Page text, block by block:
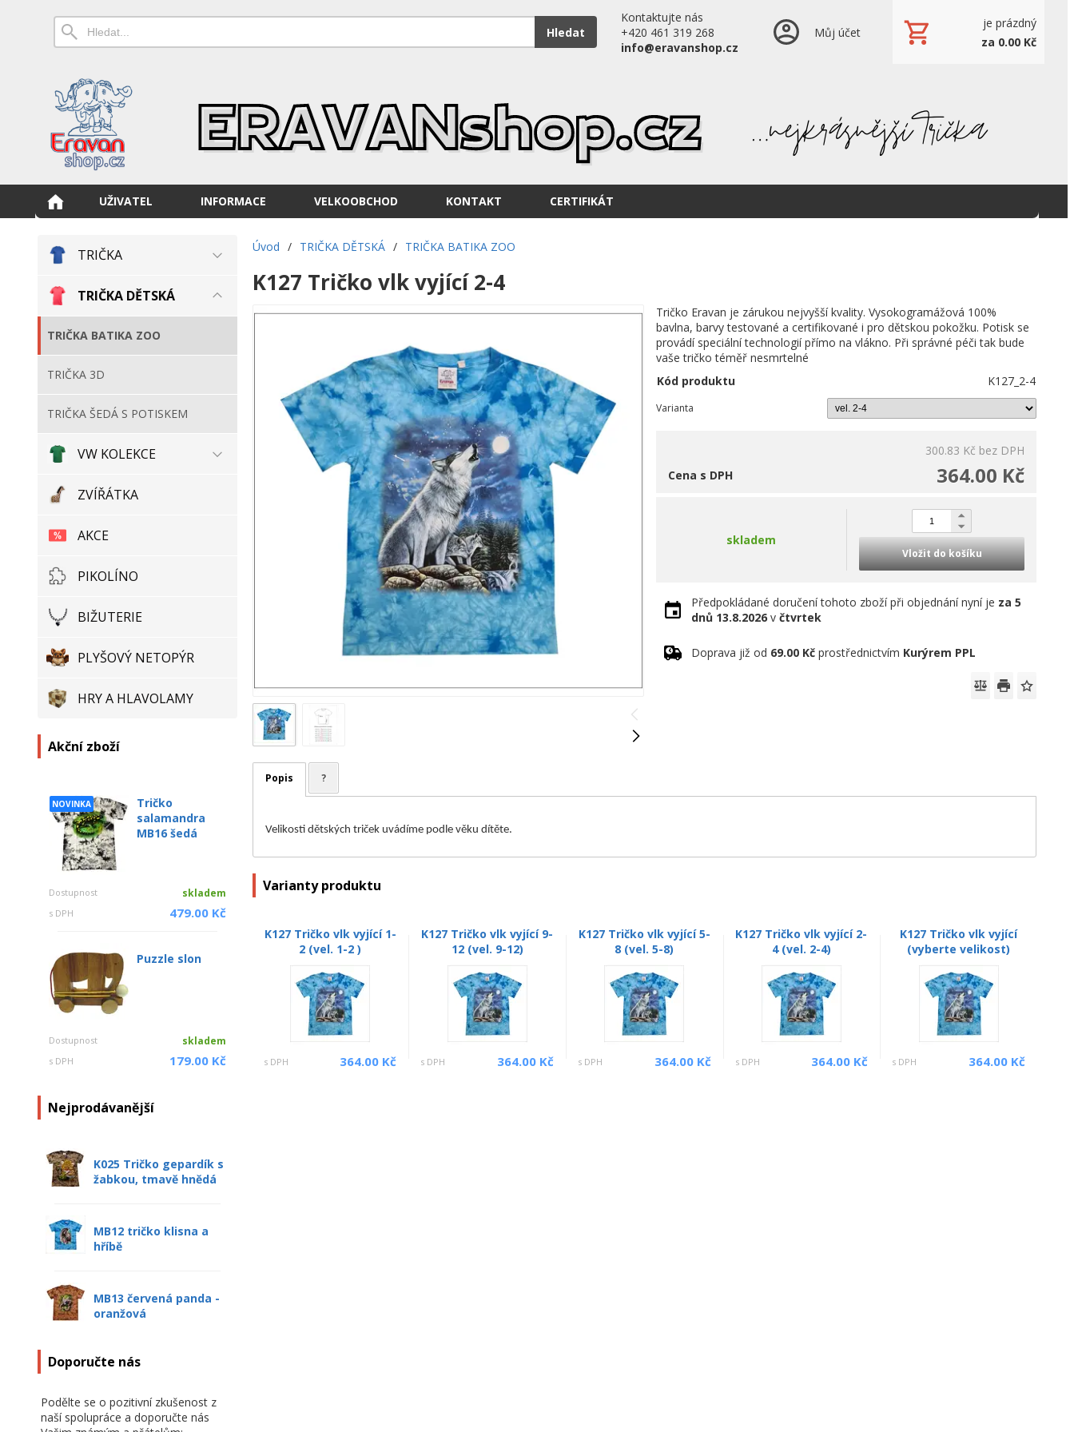
Hledat
Kontaktujte nás
+420 461 319 268
info@eravanshop.cz
Můj účet
je prázdný
za 0.00 Kč
UŽIVATEL INFORMACE VELKOOBCHOD KONTAKT CERTIFIKÁT
TRIČKA
TRIČKA DĚTSKÁ
TRIČKA BATIKA ZOO
TRIČKA 3D
TRIČKA ŠEDÁ S POTISKEM
VW KOLEKCE
ZVÍŘÁTKA
AKCE
PIKOLÍNO
BIŽUTERIE
PLYŠOVÝ NETOPÝR
HRY A HLAVOLAMY
Akční zboží
NOVINKA
Tričko
salamandra
MB16 šedá
Dostupnost skladem
s DPH 479.00 Kč
Puzzle slon
Dostupnost skladem
s DPH 179.00 Kč
Nejprodávanější
K025 Tričko gepardík s
žabkou, tmavě hnědá
MB12 tričko klisna a
hříbě
MB13 červená panda -
oranžová
Doporučte nás
Podělte se o pozitivní zkušenost z
naší spolupráce a doporučte nás
Úvod / TRIČKA DĚTSKÁ / TRIČKA BATIKA ZOO
K127 Tričko vlk vyjící 2-4
Tričko Eravan je zárukou nejvyšší kvality. Vysokogramážová 100%
bavlna, barvy testované a certifikované i pro dětskou pokožku. Potisk se
provádí speciální technologií přímo na vlákno. Při správné péči tak bude
vaše tričko téměř nesmrtelné
Kód produktu
K127_2-4
Varianta
300.83 Kč bez DPH
364.00 Kč
Cena s DPH
skladem
Vložit do košíku
Předpokládané doručení tohoto zboží při objednání nyní je za 5
dnů 13.8.2026 včtvrtek
Doprava již od 69.00 Kč prostřednictvím Kurýrem PPL
Popis ?
Velikosti dětských triček uvádíme podle věku dítěte.
Varianty produktu
K127 Tričko vlk vyjící 1-
2 (vel. 1-2 )
s DPH 364.00 Kč
K127 Tričko vlk vyjící 9-
12 (vel. 9-12)
s DPH 364.00 Kč
K127 Tričko vlk vyjící 5-
8 (vel. 5-8)
s DPH 364.00 Kč
K127 Tričko vlk vyjící 2-
4 (vel. 2-4)
s DPH 364.00 Kč
K127 Tričko vlk vyjící
(vyberte velikost)
s DPH 364.00 Kč